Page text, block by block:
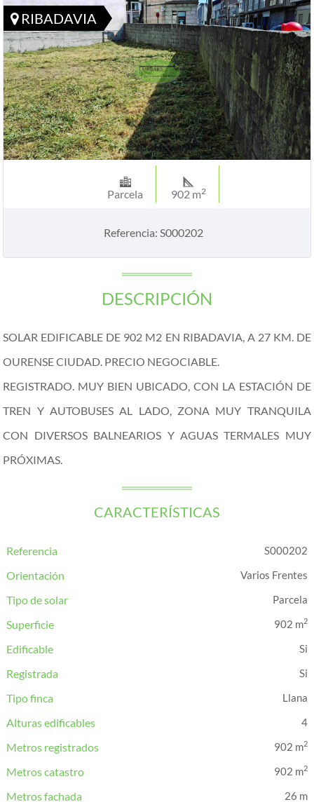
RIBADAVIA
Parcela 902 m2
Referencia: S000202
DESCRIPCIÓN
SOLAR EDIFICABLE DE 902 M2 EN RIBADAVIA, A 27 KM. DE
OURENSE CIUDAD. PRECIO NEGOCIABLE.
REGISTRADO. MUY BIEN UBICADO, CON LA ESTACIÓN DE
TREN Y AUTOBUSES AL LADO, ZONA MUY TRANQUILA
CON DIVERSOS BALNEARIOS Y AGUAS TERMALES MUY
PRÓXIMAS.
CARACTERÍSTICAS
Referencia S000202
Orientación Varios Frentes
Tipo de solar Parcela
Superficie 902 m2
Edificable
Registrada
Tipo finca
Llana
Alturas edificables 4
Metros registrados 902 m2
Metros catastro 902 m2
Metros fachada 26 m